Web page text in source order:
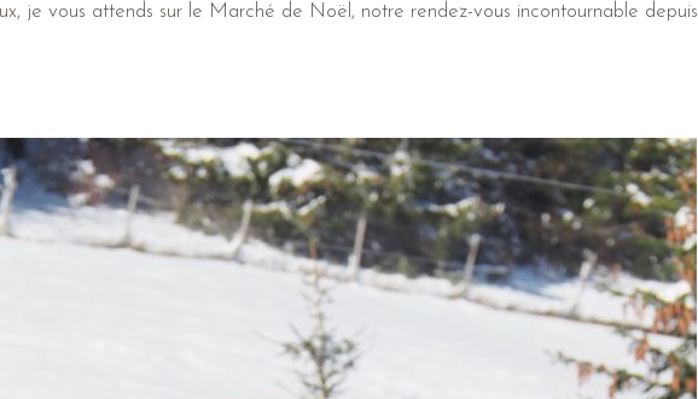
je vous attends sur le Marché de Noël, notre rendez-vous incontournable depuis